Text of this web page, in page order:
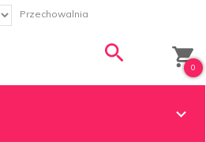
Przechowalnia
0